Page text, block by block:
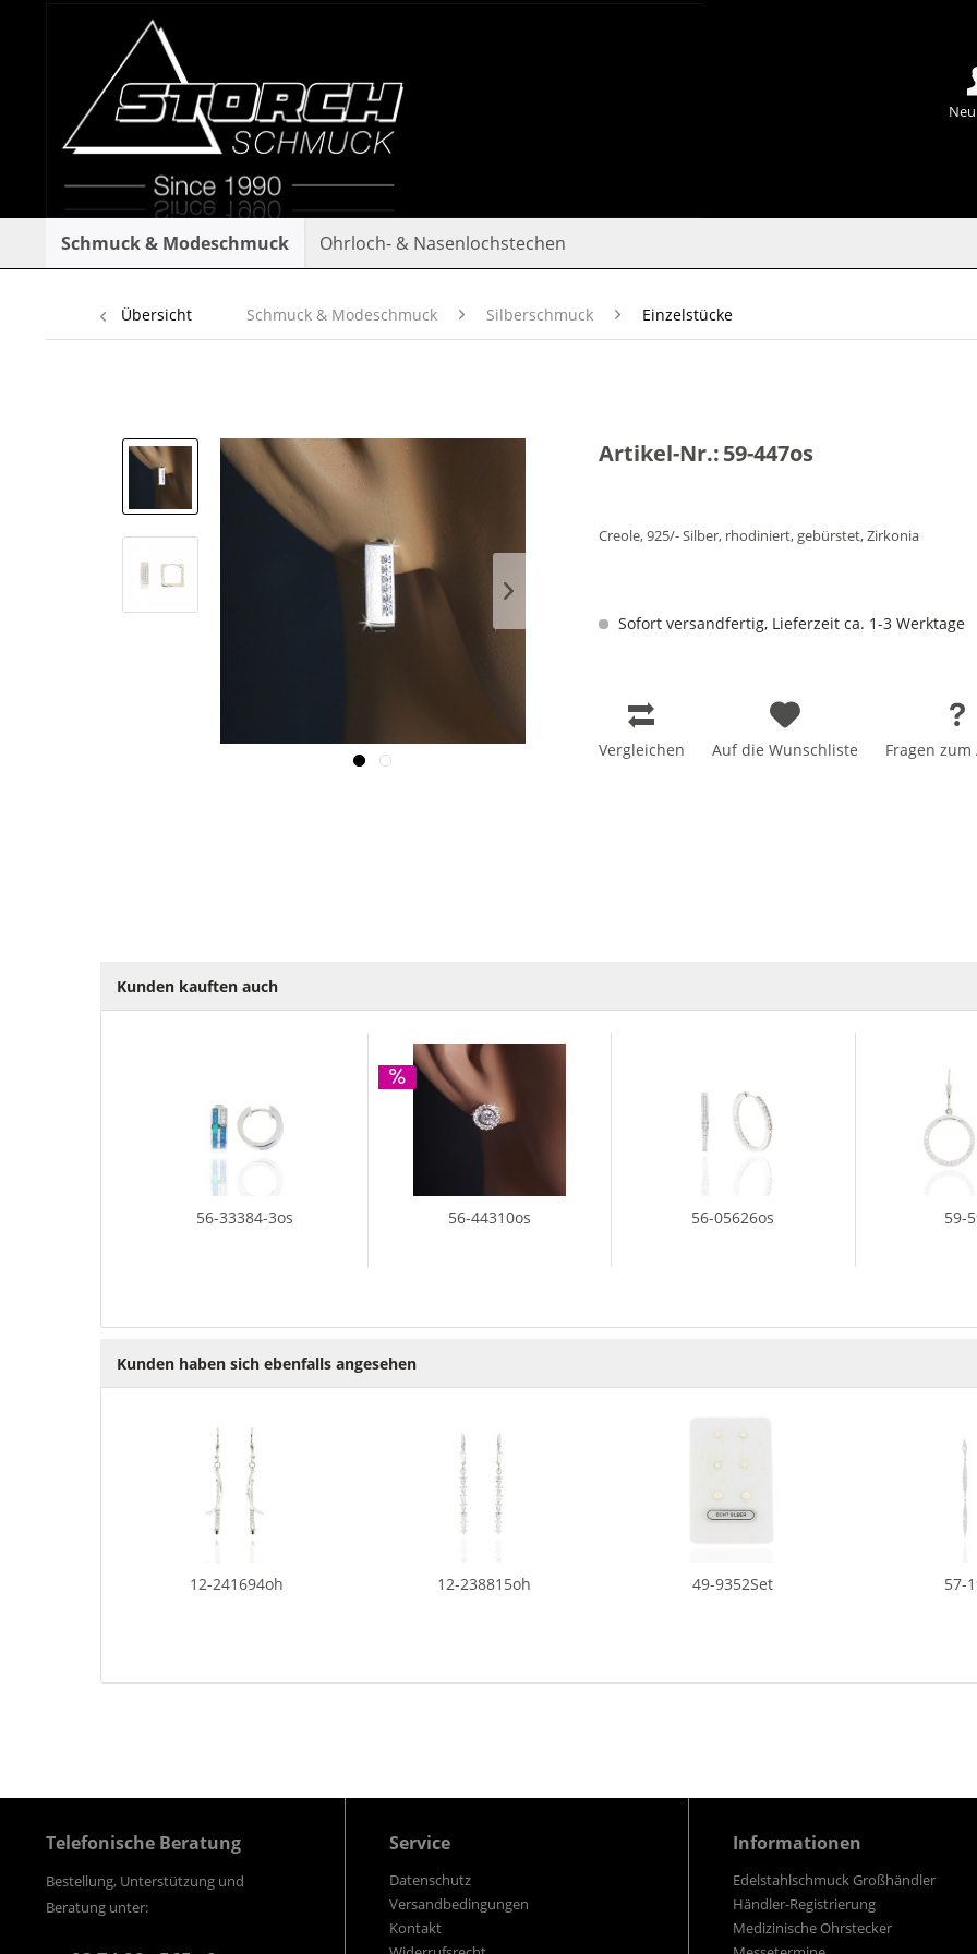
Schmuck & Modeschmuck Ohrloch- & Nasenlochstechen
Übersicht Schmuck & Modeschmuck Silberschmuck Einzelstücke
Artikel-Nr.:59-447os
Creole, 925/- Silber, rhodiniert, gebürstet, Zirkonia
Sofort versandfertig, Lieferzeit ca. 1-3 Werktage
Vergleichen Auf die Wunschliste Fragen zum
Kunden kauften auch
56-33384-3os 56-44310os 56-05626os 59-
Kunden haben sich ebenfalls angesehen
12-241694oh 12-238815oh 49-9352Set 57-
Telefonische Beratung
Bestellung, Unterstützung und
Beratung unter:
Service
Datenschutz
Versandbedingungen
Kontakt
Informationen
Edelstahlschmuck Großhändler
Händler-Registrierung
Medizinische Ohrstecker